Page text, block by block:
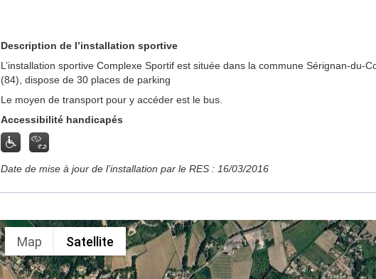
Description de l’installation sportive
L’installation sportive Complexe Sportif est située dans la commune Sérignan-du-
(84), dispose de 30 places de parking
Le moyen de transport pour y accéder est le bus.
Accessibilité handicapés
Date de mise à jour de l’installation par le RES : 16/03/2016
Map Satellite